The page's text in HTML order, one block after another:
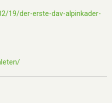
19/der-erste-dav-alpinkader-